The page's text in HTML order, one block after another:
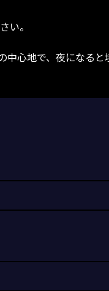
い。
心地で、夜になる